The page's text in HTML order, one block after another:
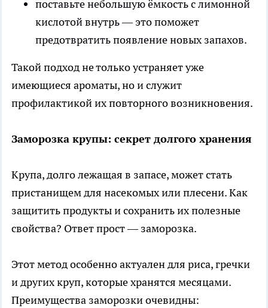
поставьте небольшую ёмкость с лимонной
кислотой внутрь — это поможет
предотвратить появление новых запахов.
Такой подход не только устраняет уже
имеющиеся ароматы, но и служит
профилактикой их повторного возникновения.
Заморозка крупы: секрет долгого хранения
Крупа, долго лежащая в запасе, может стать
пристанищем для насекомых или плесени. Как
защитить продукты и сохранить их полезные
свойства? Ответ прост — заморозка.
Этот метод особенно актуален для риса, гречки
и других круп, которые хранятся месяцами.
Преимущества заморозки очевидны: